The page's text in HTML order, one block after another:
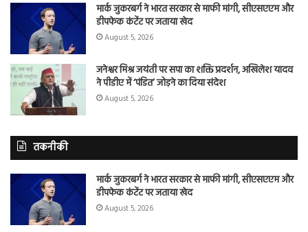
मार्क जुकरबर्ग ने भारत सरकार से माफी मांगी, सीएसएएम और
डीपफेक कंटेंट पर जताया खेद
August 5, 2026
जनेश्वर मिश्र जयंती पर सपा का शक्ति प्रदर्शन, अखिलेश यादव
ने पीडीए में ‘पंडित’ जोड़ने का दिया संदेश
August 5, 2026
तकनीकी
मार्क जुकरबर्ग ने भारत सरकार से माफी मांगी, सीएसएएम और
डीपफेक कंटेंट पर जताया खेद
August 5, 2026